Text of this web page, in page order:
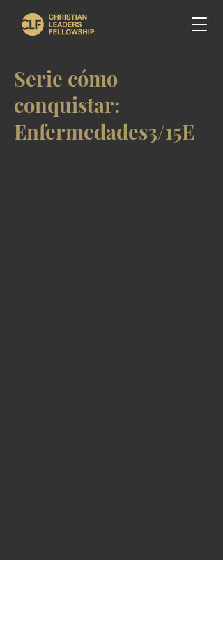
Serie cómo
conquistar:
Enfermedades3/15E